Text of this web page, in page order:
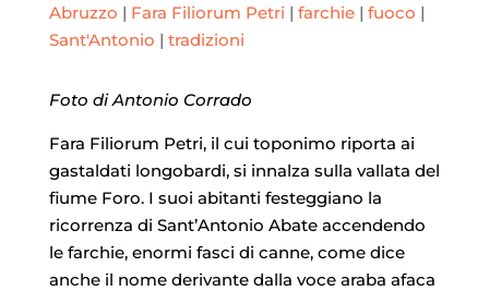
Abruzzo | Fara Filiorum Petri | farchie| fuoco |
Sant'Antonio | tradizioni
Foto di Antonio Corrado
Fara Filiorum Petri, il cui toponimo riporta ai
gastaldati longobardi, si innalza sulla vallata del
fiume Foro. I suoi abitanti festeggiano la
ricorrenza di Sant’Antonio Abate accendendo
le farchie, enormi fasci di canne, come dice
anche il nome derivante dalla voce araba afaca